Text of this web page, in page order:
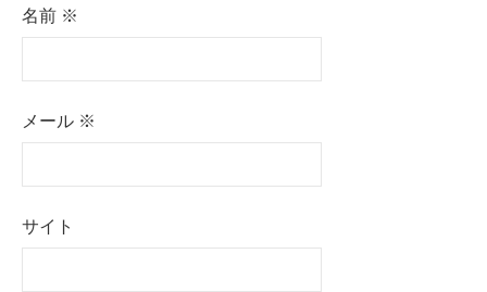
名前 ※
メール ※
サイト